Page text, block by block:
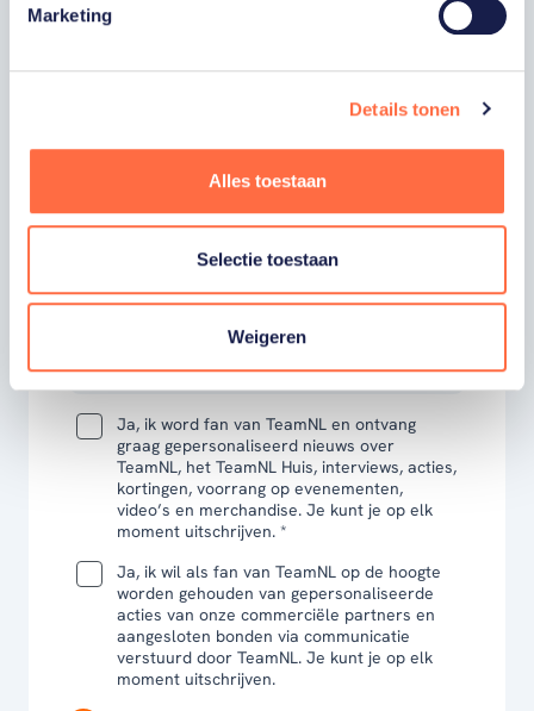
Marketing
Details tonen
Alles toestaan
Selectie toestaan
Weigeren
winactie's of toffe sportupdates? Vul dan
hieronder je gegevens in om je in te schrijven
Ja, ik word fan van TeamNL en ontvang
graag gepersonaliseerd nieuws over
TeamNL, het TeamNL Huis, interviews, acties,
kortingen, voorrang op evenementen,
video’s en merchandise. Je kunt je op elk
moment uitschrijven. *
Ja, ik wil als fan van TeamNL op de hoogte
worden gehouden van gepersonaliseerde
acties van onze commerciële partners en
aangesloten bonden via communicatie
verstuurd door TeamNL. Je kunt je op elk
moment uitschrijven.